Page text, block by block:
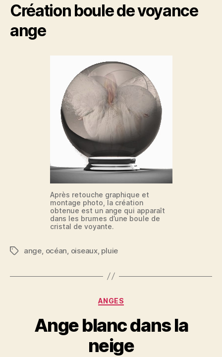
Création boule de voyance
ange
Après retouche graphique et
montage photo, la création
obtenue est un ange qui apparaît
dans les brumes d’une boule de
cristal de voyante.
Étiquettes
ange océan oiseaux, pluie
Catégories
ANGES
Ange blanc dans la
neige